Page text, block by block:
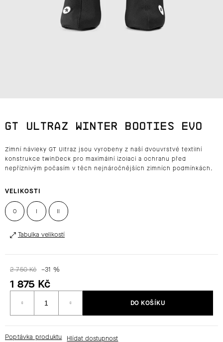
GT ULTRAZ WINTER BOOTIES EVO
Zimní návleky GT Ultraz jsou vyrobeny z naší dvouvrstvé textilní
konstrukce twinDeck pro maximální izolaci a ochranu před
nepříznivým počasím v těch nejnáročnějších zimních podmínkách.
VELIKOSTI
0 I II
Tabulka velikostí
2 750 Kč –31 %
1 875 Kč
cena:
DO KOŠÍKU
Poptávka produktu
J
Í
T
?
D
P
O
R